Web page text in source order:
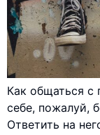
Как общаться с
себе, пожалуй,
Ответить на